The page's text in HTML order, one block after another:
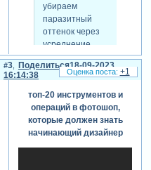
убираем
паразитный
оттенок через
усреднение
0:28:39
убираем
паразитный
оттенок с
помощью
частотного
разложения
0:33:12
Поделиться
3
18-09-2023
16:14:38
топ-20 инструментов и
операций в фотошоп,
которые должен знать
начинающий дизайнер
+1